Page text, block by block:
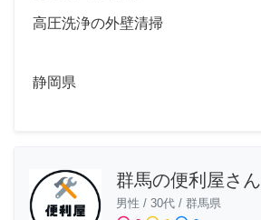
高圧洗浄の外壁清掃
静岡県
群馬の便利屋さん
男性 / 30代 / 群馬県